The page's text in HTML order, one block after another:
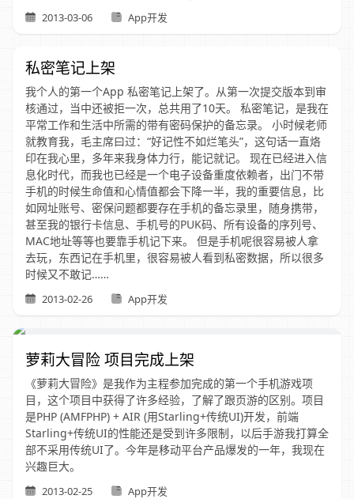
2013-03-06 App开发
私密笔记上架
我个人的第一个App 私密笔记上架了。从第一次提交版本到审
核通过，当中还被拒一次，总共用了10天。 私密笔记，是我在
平常工作和生活中所需的带有密码保护的备忘录。 小时候老师
就教育我，毛主席曰过：“好记性不如烂笔头”，这句话一直烙
印在我心里，多年来我身体力行，能记就记。 现在已经进入信
息化时代，而我也已经是一个电子设备重度依赖者，出门不带
手机的时候生命值和心情值都会下降一半，我的重要信息，比
如网址账号、密保问题都要存在手机的备忘录里，随身携带，
甚至我的银行卡信息、手机号的PUK码、所有设备的序列号、
MAC地址等等也要靠手机记下来。 但是手机呢很容易被人拿
去玩，东西记在手机里，很容易被人看到私密数据，所以很多
时候又不敢记……
2013-02-26 App开发
萝莉大冒险 项目完成上架
《萝莉大冒险》是我作为主程参加完成的第一个手机游戏项
目，这个项目中获得了许多经验，了解了跟页游的区别。项目
是PHP (AMFPHP) + AIR (用Starling+传统UI)开发，前端
Starling+传统UI的性能还是受到许多限制，以后手游我打算全
部不采用传统UI了。今年是移动平台产品爆发的一年，我现在
兴趣巨大。
2013-02-25 App开发